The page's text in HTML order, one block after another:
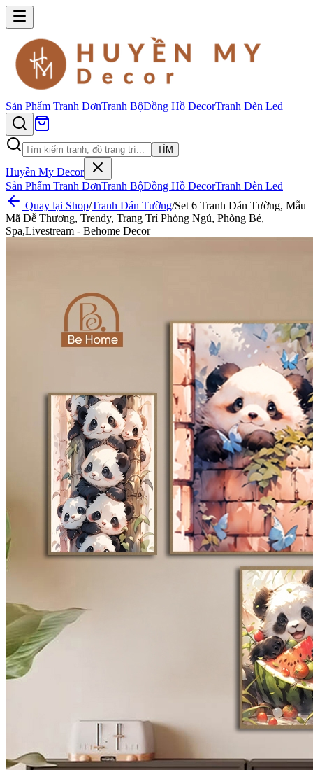
Sản Phẩm Tranh ĐơnTranh BộĐồng Hồ DecorTranh Đèn Led
TÌM
Huyền My Decor
Sản Phẩm Tranh ĐơnTranh BộĐồng Hồ DecorTranh Đèn Led
Quay lại Shop/Tranh Dán Tường/Set 6 Tranh Dán Tường, Mẫu
Mã Dễ Thương, Trendy, Trang Trí Phòng Ngủ, Phòng Bé,
Spa,Livestream - Behome Decor